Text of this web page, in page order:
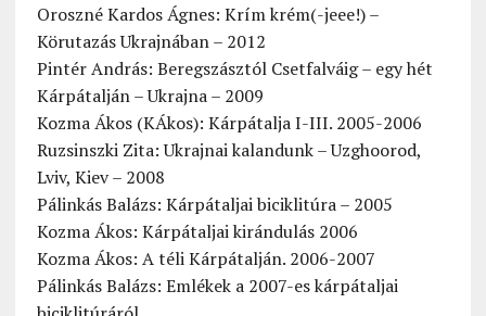
Oroszné Kardos Ágnes: Krím krém(-jeee!) –
Körutazás Ukrajnában – 2012
Pintér András: Beregszásztól Csetfalváig – egy hét
Kárpátalján – Ukrajna – 2009
Kozma Ákos (KÁkos): Kárpátalja I-III. 2005-2006
Ruzsinszki Zita: Ukrajnai kalandunk – Uzghoorod,
Lviv, Kiev – 2008
Pálinkás Balázs: Kárpátaljai biciklitúra – 2005
Kozma Ákos: Kárpátaljai kirándulás 2006
Kozma Ákos: A téli Kárpátalján. 2006-2007
Pálinkás Balázs: Emlékek a 2007-es kárpátaljai